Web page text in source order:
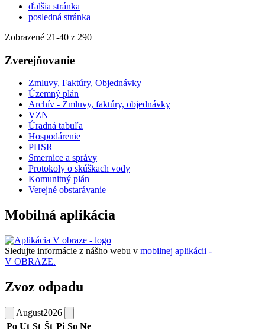
ďalšia stránka
posledná stránka
Zobrazené 21-40 z 290
Zverejňovanie
Zmluvy, Faktúry, Objednávky
Územný plán
Archív - Zmluvy, faktúry, objednávky
VZN
Úradná tabuľa
Hospodárenie
PHSR
Smernice a správy
Protokoly o skúškach vody
Komunitný plán
Verejné obstarávanie
Mobilná aplikácia
Sledujte informácie z nášho webu v mobilnej aplikácii -
V OBRAZE.
Zvoz odpadu
August2026
Po Ut St Št Pi So Ne